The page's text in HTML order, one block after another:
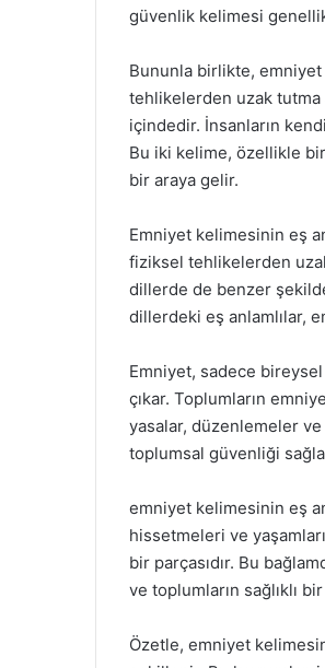
güvenlik kelimesi
Bununla birlikte, emniyet
tehlikelerden uzak tutma
içindedir. İnsanların
Bu iki kelime, özellikle
bir araya gelir.
Emniyet kelimesinin eş
fiziksel tehlikelerden
dillerde de benzer
dillerdeki eş anlamlılar,
Emniyet, sadece
çıkar. Toplumların
yasalar, düzenlemeler
toplumsal güvenliği
emniyet kelimesinin eş
hissetmeleri ve
bir parçasıdır. Bu
ve toplumların sağlıklı
Özetle, emniyet